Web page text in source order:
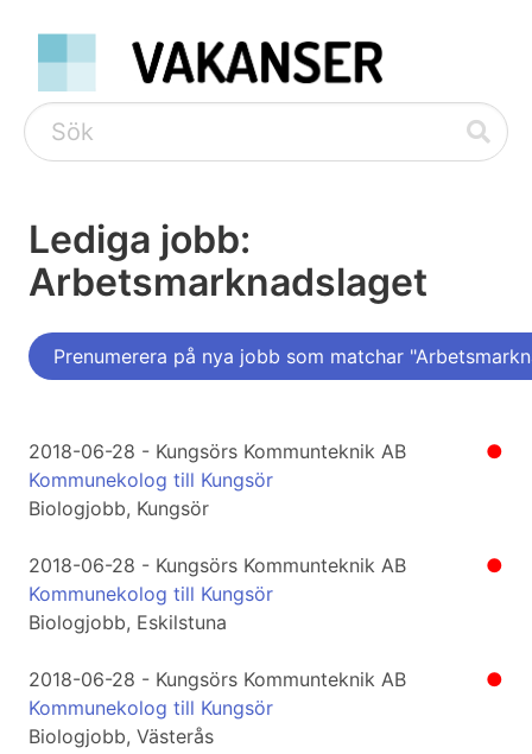
Lediga jobb:
Arbetsmarknadslaget
Prenumerera på nya jobb som matchar
●
2018-06-28 - Kungsörs Kommunteknik AB
Kommunekolog till Kungsör
Biologjobb, Kungsör
●
2018-06-28 - Kungsörs Kommunteknik AB
Kommunekolog till Kungsör
Biologjobb, Eskilstuna
●
2018-06-28 - Kungsörs Kommunteknik AB
Kommunekolog till Kungsör
Biologjobb, Västerås